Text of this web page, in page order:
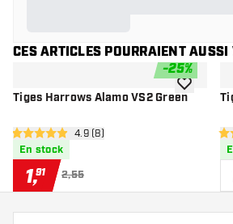
CES ARTICLES POURRAIENT AUSSI
-25%
Tiges Harrows Alamo VS2 Green
ouvrir le panneau des avis
4.9 étoiles de notation
4.9 (8)
En stock
1,91 2,55
ajouter à
5